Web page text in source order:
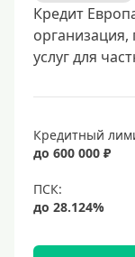
Кредит
услуг для
Кредитный
до 600 000 ₽